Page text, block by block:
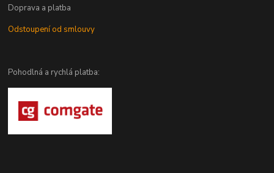
Doprava a platba
Odstoupení od smlouvy
Pohodlná a rychlá platba: